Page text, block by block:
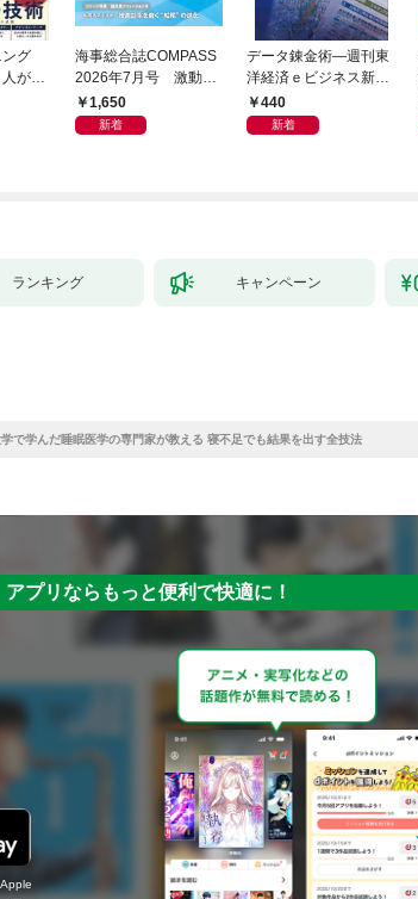
グ
が自
小の
の成
海事総合誌COMPASS
2026年7月号 激動の
時代の海運経営 主要
邦船社トップに聞く
1,650
新着
データ錬金術―週刊東
洋経済ｅビジネス新書
Ｎo.493
440
新着
ランキング キャンペーン
で学んだ睡眠医学の専門家が教える 寝不足でも結果を出す全技法
アプリならもっと便利で快適に！